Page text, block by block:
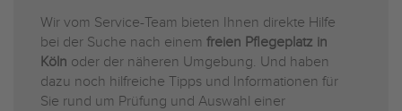
Wir vom Service-Team bieten Ihnen direkte Hilfe
bei der Suche nach einem freien Pflegeplatz in
Köln oder der näheren Umgebung. Und haben
dazu noch hilfreiche Tipps und Informationen für
Sie rund um Prüfung und Auswahl einer